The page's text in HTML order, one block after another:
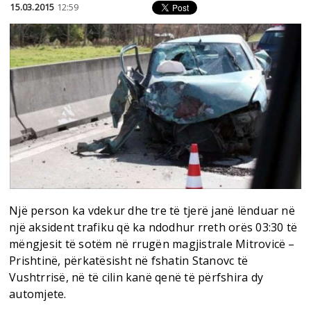
15.03.2015 12:59
Një person ka vdekur dhe tre të tjerë janë lënduar në
një aksident trafiku që ka ndodhur rreth orës 03:30 të
mëngjesit të sotëm në rrugën magjistrale Mitrovicë –
Prishtinë, përkatësisht në fshatin Stanovc të
Vushtrrisë, në të cilin kanë qenë të përfshira dy
automjete.